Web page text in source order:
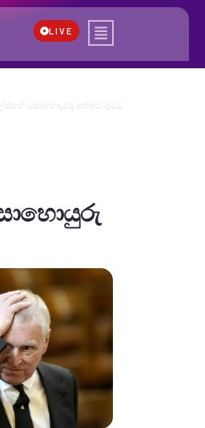
LIVE
සොහොයුරු අත්අඩංගුවට